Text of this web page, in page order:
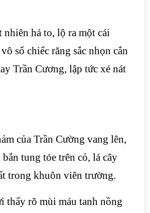
nhiên há to, lộ ra một cái
số chiếc răng sắc nhọn cắn
Trần Cương, lập tức xé nát
của Trần Cường vang lên,
tung tóe trên cỏ, lá cây
trong khuôn viên trường.
thấy rõ mùi máu tanh nồng